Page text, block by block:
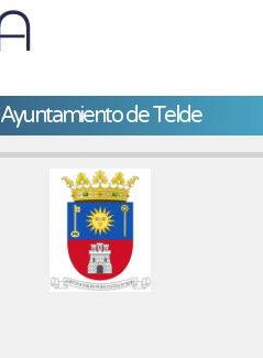
Ayuntamiento de Telde